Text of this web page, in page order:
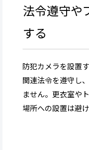
法令遵守や
する
防犯カメラを設置
関連法令を遵守し
ません。更衣室や
場所への設置は避